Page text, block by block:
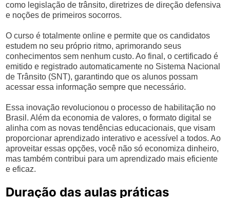
como legislação de trânsito, diretrizes de direção defensiva
e noções de primeiros socorros.
O curso é totalmente online e permite que os candidatos
estudem no seu próprio ritmo, aprimorando seus
conhecimentos sem nenhum custo. Ao final, o certificado é
emitido e registrado automaticamente no Sistema Nacional
de Trânsito (SNT), garantindo que os alunos possam
acessar essa informação sempre que necessário.
Essa inovação revolucionou o processo de habilitação no
Brasil. Além da economia de valores, o formato digital se
alinha com as novas tendências educacionais, que visam
proporcionar aprendizado interativo e acessível a todos. Ao
aproveitar essas opções, você não só economiza dinheiro,
mas também contribui para um aprendizado mais eficiente
e eficaz.
Duração das aulas práticas